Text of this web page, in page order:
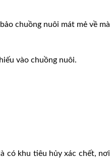
chuồng nuôi mát mẻ về mà
vào chuồng nuôi.
có khu tiêu hủy xác chết, nơi